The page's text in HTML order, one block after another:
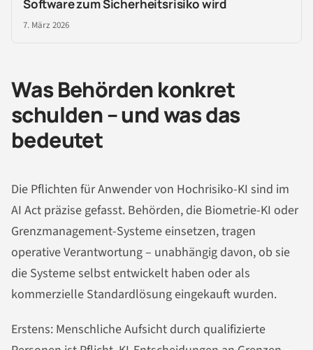
Software zum Sicherheitsrisiko wird
7. März 2026
Was Behörden konkret
schulden – und was das
bedeutet
Die Pflichten für Anwender von Hochrisiko-KI sind im
AI Act präzise gefasst. Behörden, die Biometrie-KI oder
Grenzmanagement-Systeme einsetzen, tragen
operative Verantwortung – unabhängig davon, ob sie
die Systeme selbst entwickelt haben oder als
kommerzielle Standardlösung eingekauft wurden.
Erstens: Menschliche Aufsicht durch qualifizierte